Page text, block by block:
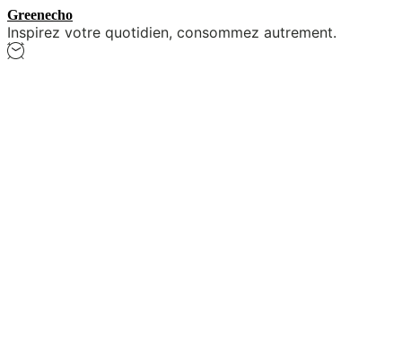
Skip
to
the
Greenecho
Inspirez votre quotidien, consommez autrement.